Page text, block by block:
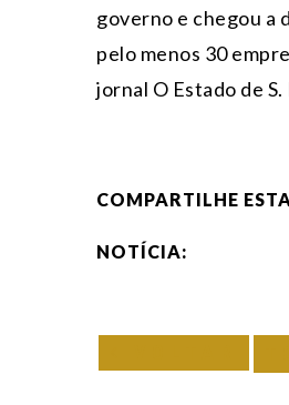
governo e chegou a
pelo menos 30
jornal O Estado de S.
COMPARTILHE ESTA
NOTÍCIA: